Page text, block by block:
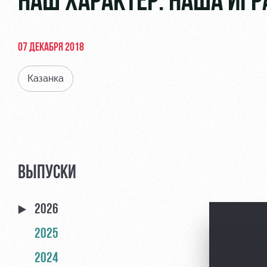
07 ДЕКАБРЯ 2018
Казанка
ВЫПУСКИ
2026
2025
2024